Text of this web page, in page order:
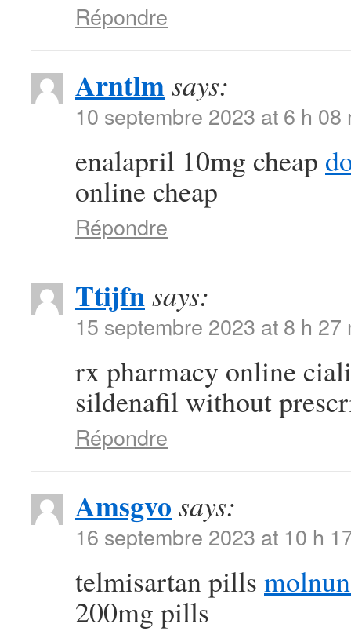
Répondre
Arntlmsays:
10 septembre 2023 at 6 h 08
enalapril 10mg cheap
online cheap
Répondre
Ttijfnsays:
15 septembre 2023 at 8 h 27
rx pharmacy online
sildenafil without
Répondre
Amsgvo says:
16 septembre 2023 at 10 h
telmisartan pills
200mg pills